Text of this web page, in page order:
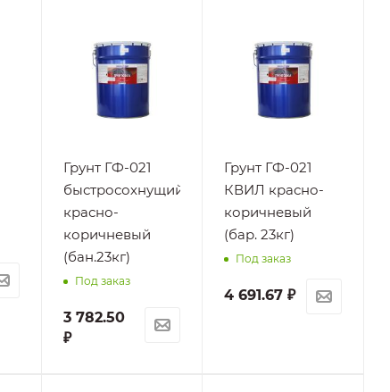
Грунт ГФ-021
быстросохнущий
красно-
коричневый
(бан.23кг)
Под заказ
3 782.50
₽
Грунт ГФ-021
КВИЛ красно-
коричневый
(бар. 23кг)
Под заказ
4 691.67 ₽